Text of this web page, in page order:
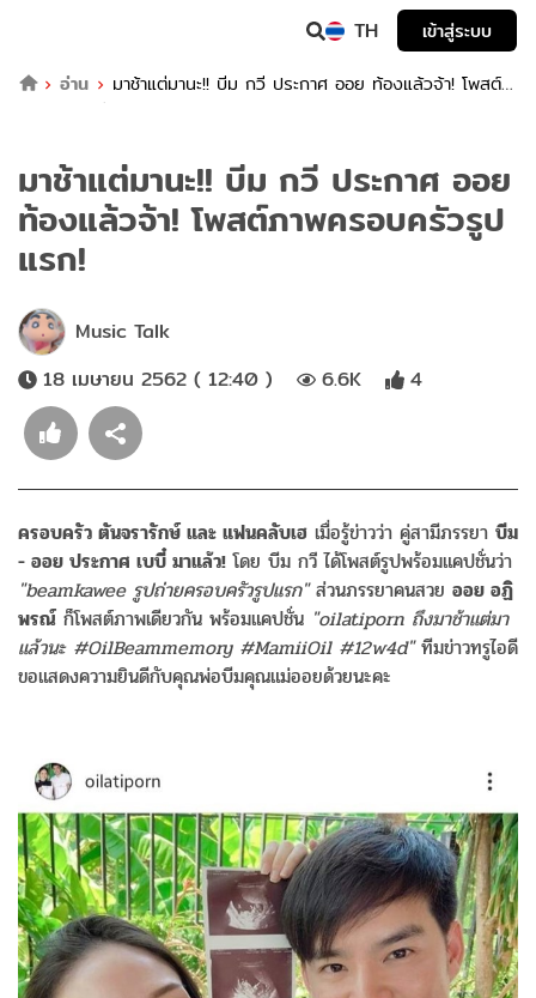
TH
เข้าสู่ระบบ
อ่าน
มาช้าแต่มานะ!! บีม กวี ประกาศ ออย ท้องแล้วจ้า! โพสต์
ภาพครอบครัวรูปแรก!
มาช้าแต่มานะ!! บีม กวี ประกาศ ออย
ท้องแล้วจ้า! โพสต์ภาพครอบครัวรูป
แรก!
Music Talk
18 เมษายน 2562 ( 12:40 )
6.6K 4
ครอบครัว ตันจรารักษ์ และ แฟนคลับเฮ เมื่อรู้ข่าวว่า คู่สามีภรรยา บีม
- ออย ประกาศ เบบี๋ มาแล้ว! โดย บีม กวี ได้โพสต์รูปพร้อมแคปชั่นว่า
"beamkawee รูปถ่ายครอบครัวรูปแรก"ส่วนภรรยาคนสวย ออย อฏิ
พรณ์ ก็โพสต์ภาพเดียวกัน พร้อมแคปชั่น "oilatiporn ถึงมาช้าแต่มา
แล้วนะ #OilBeammemory #MamiiOil #12w4d"ทีมข่าวทรูไอดี
ขอแสดงความยินดีกับคุณพ่อบีมคุณแม่ออยด้วยนะคะ